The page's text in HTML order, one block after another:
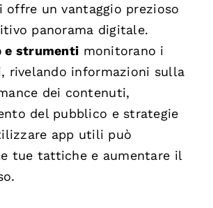
un vantaggio prezioso
panorama digitale.
e strumenti monitorano i
rivelando informazioni sulla
dei contenuti,
del pubblico e strategie
app utili può
tue tattiche e aumentare il